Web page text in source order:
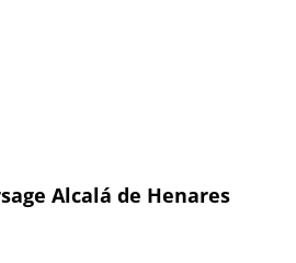
Alcalá de Henares